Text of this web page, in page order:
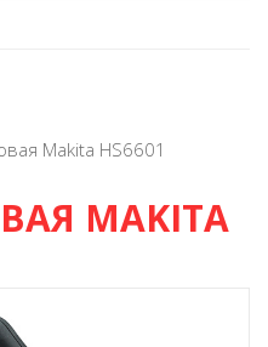
Makita HS6601
MAKITA